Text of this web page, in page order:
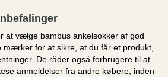
at vælge bambus ankelsokker af god
mærker for at sikre, at du får et produkt,
De råder også forbrugere til at
anmeldelser fra andre købere, inden